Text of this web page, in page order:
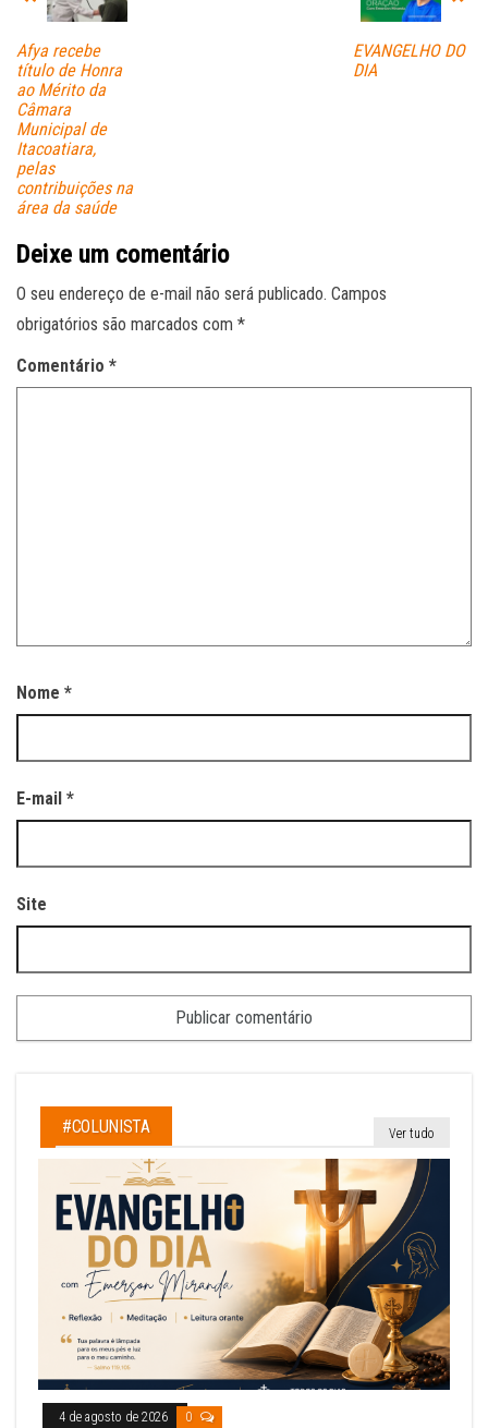
Afya recebe
título de Honra
ao Mérito da
Câmara
Municipal de
Itacoatiara,
pelas
contribuições na
área da saúde
EVANGELHO DO
DIA
Deixe um comentário
O seu endereço de e-mail não será publicado. Campos
obrigatórios são marcados com *
Comentário *
Nome *
E-mail *
Site
#COLUNISTA Ver tudo
4 de agosto de 2026 0